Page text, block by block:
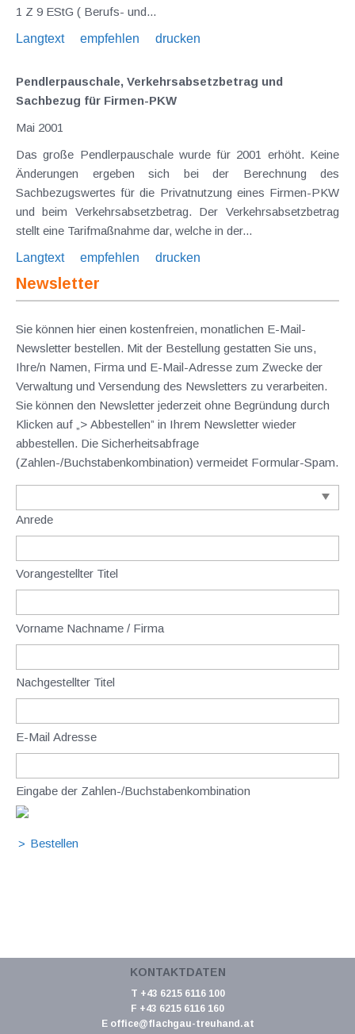
1 Z 9 EStG ( Berufs- und...
Langtext
empfehlen drucken
Pendlerpauschale, Verkehrsabsetzbetrag und
Sachbezug für Firmen-PKW
Mai 2001
Das große Pendlerpauschale wurde für 2001 erhöht. Keine
Änderungen ergeben sich bei der Berechnung des
Sachbezugswertes für die Privatnutzung eines Firmen-PKW
und beim Verkehrsabsetzbetrag. Der Verkehrsabsetzbetrag
stellt eine Tarifmaßnahme dar, welche in der...
Langtext
empfehlen drucken
Newsletter
Sie können hier einen kostenfreien, monatlichen E-Mail-
Newsletter bestellen. Mit der Bestellung gestatten Sie uns,
Ihre/n Namen, Firma und E-Mail-Adresse zum Zwecke der
Verwaltung und Versendung des Newsletters zu verarbeiten.
Sie können den Newsletter jederzeit ohne Begründung durch
Klicken auf „> Abbestellen” in Ihrem Newsletter wieder
abbestellen. Die Sicherheitsabfrage
(Zahlen-/Buchstabenkombination) vermeidet Formular-Spam.
Anrede
Vorangestellter Titel
Vorname Nachname / Firma
Nachgestellter Titel
E-Mail Adresse
Eingabe der Zahlen-/Buchstabenkombination
KONTAKTDATEN
T +43 6215 6116 100
F +43 6215 6116 160
E office@flachgau-treuhand.at